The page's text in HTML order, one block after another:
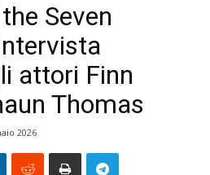
Seven
attori Finn
Thomas
2026